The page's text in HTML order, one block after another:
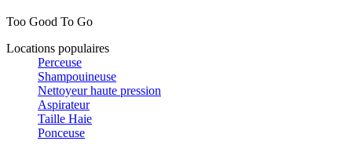
Too Good To Go
Locations populaires
Perceuse
Shampouineuse
Nettoyeur haute pression
Aspirateur
Taille Haie
Ponceuse